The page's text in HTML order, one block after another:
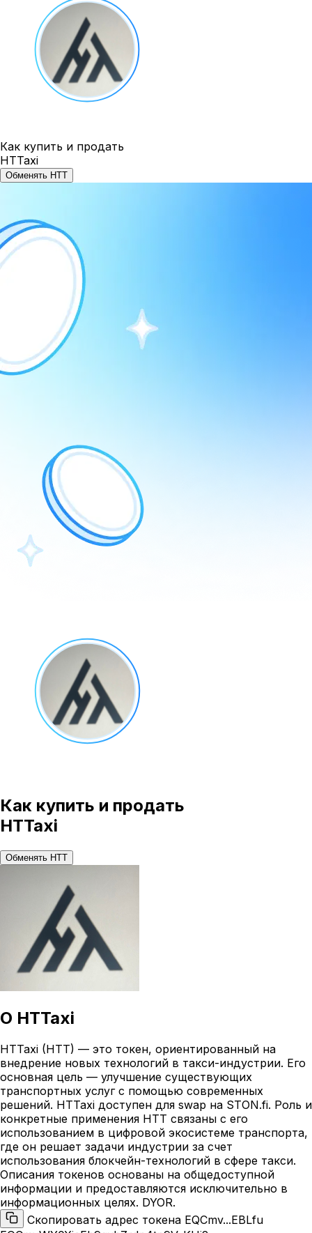
Как купить и продать
HTTaxi
Обменять HTT
Как купить и продать
HTTaxi
Обменять HTT
О HTTaxi
HTTaxi (HTT) — это токен, ориентированный на
внедрение новых технологий в такси-индустрии. Его
основная цель — улучшение существующих
транспортных услуг с помощью современных
решений. HTTaxi доступен для swap на STON.fi. Роль и
конкретные применения HTT связаны с его
использованием в цифровой экосистеме транспорта,
где он решает задачи индустрии за счет
использования блокчейн-технологий в сфере такси.
Описания токенов основаны на общедоступной
информации и предоставляются исключительно в
информационных целях. DYOR.
Скопировать адрес токена EQCmv...EBLfu